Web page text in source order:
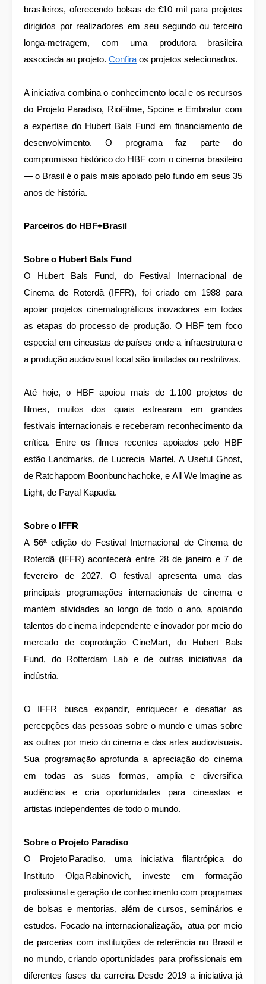
brasileiros, oferecendo bolsas de €10 mil para projetos
dirigidos por realizadores em seu segundo ou terceiro
longa-metragem, com uma produtora brasileira
associada ao projeto. Confira os projetos selecionados.
A iniciativa combina o conhecimento local e os recursos
do Projeto Paradiso, RioFilme, Spcine e Embratur com
a expertise do Hubert Bals Fund em financiamento de
desenvolvimento. O programa faz parte do
compromisso histórico do HBF com o cinema brasileiro
— o Brasil é o país mais apoiado pelo fundo em seus 35
anos de história.
Parceiros do HBF+Brasil
Sobre o Hubert Bals Fund
O Hubert Bals Fund, do Festival Internacional de
Cinema de Roterdã (IFFR), foi criado em 1988 para
apoiar projetos cinematográficos inovadores em todas
as etapas do processo de produção. O HBF tem foco
especial em cineastas de países onde a infraestrutura e
a produção audiovisual local são limitadas ou restritivas.
Até hoje, o HBF apoiou mais de 1.100 projetos de
filmes, muitos dos quais estrearam em grandes
festivais internacionais e receberam reconhecimento da
crítica. Entre os filmes recentes apoiados pelo HBF
estão Landmarks, de Lucrecia Martel, A Useful Ghost,
de Ratchapoom Boonbunchachoke, e All We Imagine as
Light, de Payal Kapadia.
Sobre o IFFR
A 56ª edição do Festival Internacional de Cinema de
Roterdã (IFFR) acontecerá entre 28 de janeiro e 7 de
fevereiro de 2027. O festival apresenta uma das
principais programações internacionais de cinema e
mantém atividades ao longo de todo o ano, apoiando
talentos do cinema independente e inovador por meio do
mercado de coprodução CineMart, do Hubert Bals
Fund, do Rotterdam Lab e de outras iniciativas da
indústria.
O IFFR busca expandir, enriquecer e desafiar as
percepções das pessoas sobre o mundo e umas sobre
as outras por meio do cinema e das artes audiovisuais.
Sua programação aprofunda a apreciação do cinema
em todas as suas formas, amplia e diversifica
audiências e cria oportunidades para cineastas e
artistas independentes de todo o mundo.
Sobre o Projeto Paradiso
O Projeto Paradiso, uma iniciativa filantrópica do
Instituto Olga Rabinovich, investe em formação
profissional e geração de conhecimento com programas
de bolsas e mentorias, além de cursos, seminários e
estudos. Focado na internacionalização, atua por meio
de parcerias com instituições de referência no Brasil e
no mundo, criando oportunidades para profissionais em
diferentes fases da carreira. Desde 2019 a iniciativa já